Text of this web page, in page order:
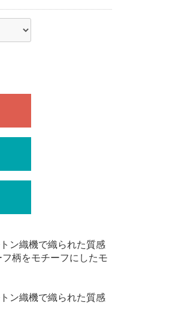
ン織機で織られた質感
柄をモチーフにしたモ
ン織機で織られた質感